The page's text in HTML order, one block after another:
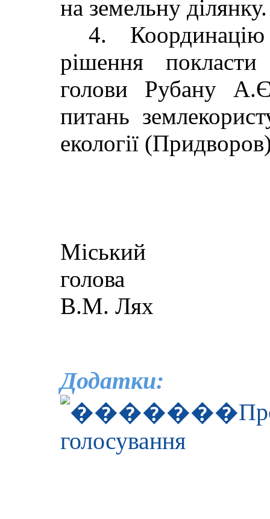
на земельну ділянку.
4.
рішення
голови Рубану
питань
екології
Міський
В.М. Лях
Додатки:
голосування